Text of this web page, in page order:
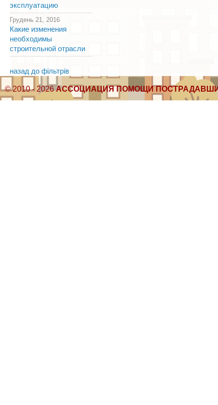
эксплуатацию
Грудень 21, 2016
Какие изменения
необходимы
строительной отрасли
назад до фільтрів
© 2010 - 2026АССОЦИАЦИЯ ПОМОЩИ